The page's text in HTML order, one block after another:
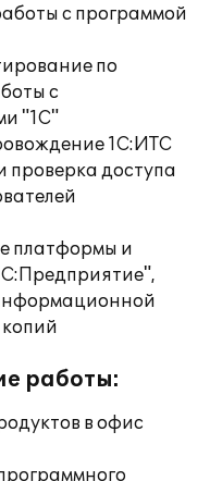
с программой
по
с
"1С"
1С:ИТС
проверка доступа
платформы и
работы:
в офис